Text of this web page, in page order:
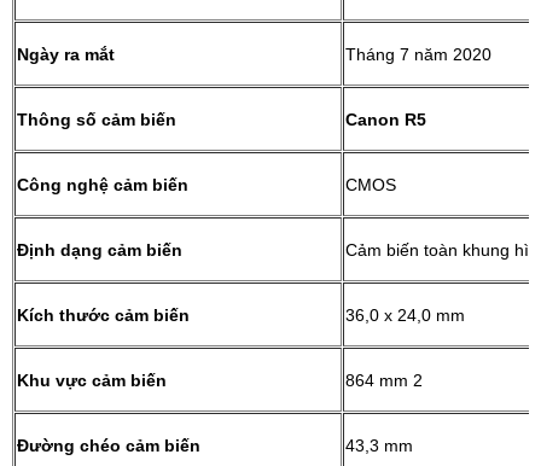
Ngày ra mắt Tháng 7 năm 2020
Thông số cảm biến Canon R5
Công nghệ cảm biến CMOS
Định dạng cảm biến Cảm biến toàn khung
Kích thước cảm biến 36,0 x 24,0 mm
Khu vực cảm biến 864 mm 2
Đường chéo cảm biến 43,3 mm